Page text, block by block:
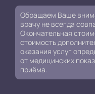
Обращаем Ваше
врачу не всегда
Окончательная
стоимость
оказания услуг
от медицинских
приёма.